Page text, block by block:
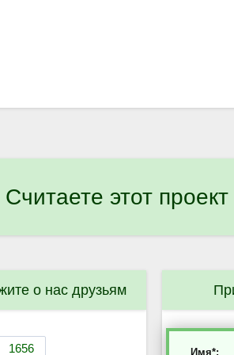
Считаете этот
о нас друзьям
Имя*: